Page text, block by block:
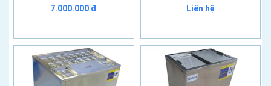
7.000.000 đ Liên hệ